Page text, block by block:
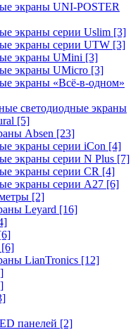
экраны UNI-POSTER
экраны серии Uslim [3]
экраны серии UTW [3]
экраны UMini [3]
экраны UMicro [3]
экраны «Всё-в-одном»
светодиодные экраны
[5]
Absen [23]
экраны серии iCon [4]
экраны серии N Plus [7]
экраны серии CR [4]
экраны серии А27 [6]
[2]
Leyard [16]
[6]
LianTronics [12]
панелей [2]